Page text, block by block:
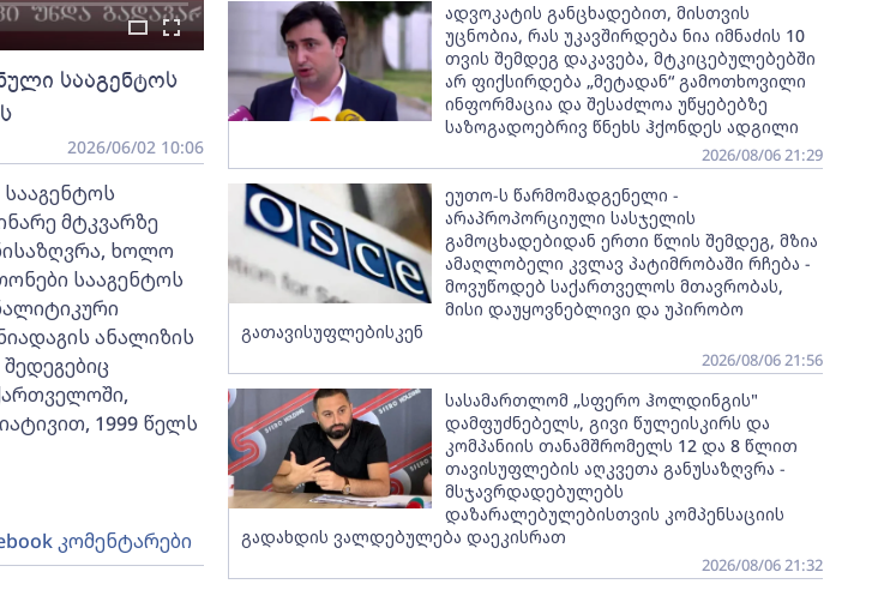
სააგენტოს
2026/06/02 10:06
მტკვარზე
ხოლო
სააგენტოს
ანალიზის
1999 წელს
ადვოკატის განცხადებით, მისთვის
უცნობია, რას უკავშირდება ნია იმნაძის 10
თვის შემდეგ დაკავება, მტკიცებულებებში
არ ფიქსირდება „მეტადან“ გამოთხოვილი
ინფორმაცია და შესაძლოა უწყებებზე
საზოგადოებრივ წნეხს ჰქონდეს ადგილი
2026/08/06 21:29
ეუთო-ს წარმომადგენელი -
არაპროპორციული სასჯელის
გამოცხადებიდან ერთი წლის შემდეგ, მზია
ამაღლობელი კვლავ პატიმრობაში რჩება -
მოვუწოდებ საქართველოს მთავრობას,
მისი დაუყოვნებლივი და უპირობო
გათავისუფლებისკენ
2026/08/06 21:56
სასამართლომ „სფერო ჰოლდინგის"
დამფუძნებელს, გივი წულეისკირს და
კომპანიის თანამშრომელს 12 და 8 წლით
თავისუფლების აღკვეთა განუსაზღვრა -
მსჯავრდადებულებს
დაზარალებულებისთვის კომპენსაციის
გადახდის ვალდებულება დაეკისრათ
2026/08/06 21:32
კომენტარები